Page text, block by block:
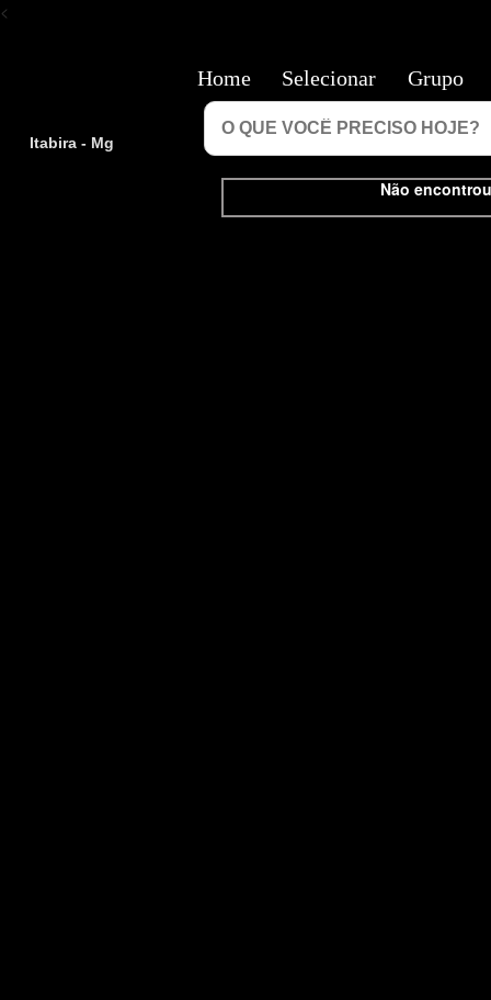
<
Itabira - Mg
Não
Home Selecionar Grupo